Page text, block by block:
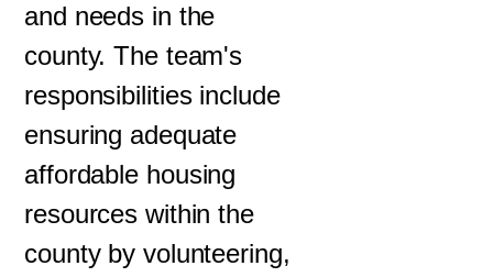
and needs in the
county. The team's
responsibilities include
ensuring adequate
affordable housing
resources within the
county by volunteering,